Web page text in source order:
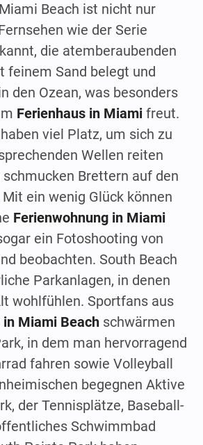
Beach ist nicht nur
wie der Serie
die atemberaubenden
feinem Sand belegt und
den Ozean, was besonders
Ferienhaus in Miami freut.
viel Platz, um sich zu
Wellen reiten
Brettern auf den
ein wenig Glück können
Ferienwohnung in Miami
ein Fotoshooting von
beobachten. South Beach
Parkanlagen, in denen
wohlfühlen. Sportfans aus
Miami Beach schwärmen
in dem man hervorragend
fahren sowie Volleyball
begegnen Aktive
der Tennisplätze, Baseball-
Schwimmbad